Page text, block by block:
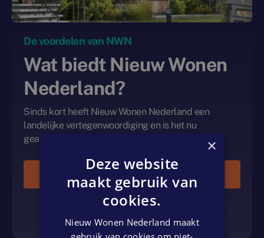
De voordelen van NWN
Wat biedt Nieuw Wonen
Nederland?
Sinds kort heeft Nieuw Wonen Nederland een
landelijke vertegenwoordiging en is het nu
geavanceerder dan ooit tevoren.
×
Deze website
maakt gebruik van
cookies.
Nieuw Wonen Nederland maakt